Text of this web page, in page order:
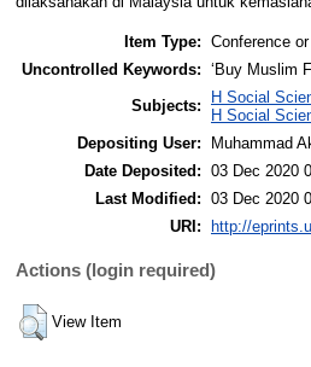
Item Type: Conference
Uncontrolled Keywords: ‘Buy Muslim
Subjects:
H Social
H Social
Depositing User:
Muhammad
Date Deposited: 03 Dec 2020
Last Modified: 03 Dec 2020
URI:
http://
Actions (login required)
View Item